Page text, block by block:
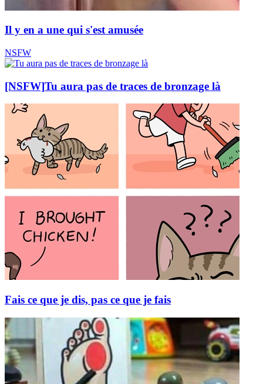
Il y en a une qui s'est amusée
NSFW
[NSFW]Tu aura pas de traces de bronzage là
Fais ce que je dis, pas ce que je fais